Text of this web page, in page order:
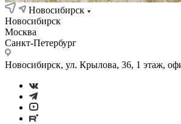
Новосибирск
Новосибирск
Москва
Санкт-Петербург
Новосибирск, ул. Крылова, 36, 1 этаж,